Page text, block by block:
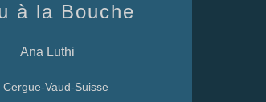
à la Bouche
Ana Luthi
Cergue-Vaud-Suisse